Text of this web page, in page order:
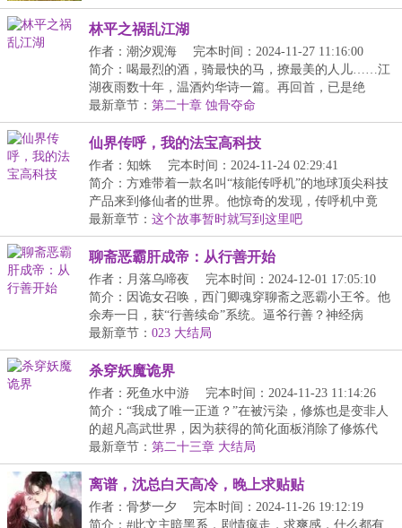
林平之祸乱江湖
作者：潮汐观海
完本时间：2024-11-27 11:16:00
简介：喝最烈的酒，骑最快的马，撩最美的人儿……江
湖夜雨数十年，温酒灼华诗一篇。再回首，已是绝
巅。...
最新章节： 第二十章 蚀骨夺命
仙界传呼，我的法宝高科技
作者：知蛛
完本时间：2024-11-24 02:29:41
简介：方难带着一款名叫“核能传呼机”的地球顶尖科技
产品来到修仙者的世界。他惊奇的发现，传呼机中竟
然...
最新章节： 这个故事暂时就写到这里吧
聊斋恶霸肝成帝：从行善开始
作者：月落乌啼夜
完本时间：2024-12-01 17:05:10
简介：因诡女召唤，西门卿魂穿聊斋之恶霸小王爷。他
余寿一日，获“行善续命”系统。逼爷行善？神经病
吗？...
最新章节： 023 大结局
杀穿妖魔诡界
作者：死鱼水中游
完本时间：2024-11-23 11:14:26
简介：“我成了唯一正道？”在被污染，修炼也是变非人
的超凡高武世界，因为获得的简化面板消除了修炼代
价...
最新章节： 第二十三章 大结局
离谱，沈总白天高冷，晚上求贴贴
作者：骨梦一夕
完本时间：2024-11-26 19:12:19
简介：#此文主暗黑系，剧情疯走，求爽感，什么都有